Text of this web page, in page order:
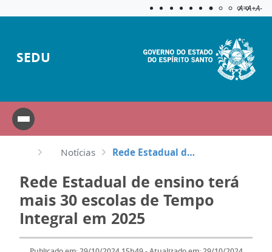
Aplicar
A=A+A-
SEDU
Notícias Rede Estadual de ensino terá mais 30 escolas de Tempo Integral em 2025
Rede Estadual de ensino terá
mais 30 escolas de Tempo
Integral em 2025